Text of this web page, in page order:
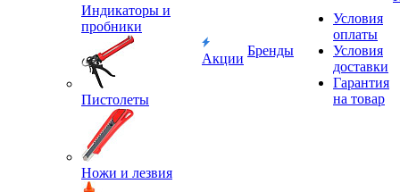
Индикаторы и
пробники
Пистолеты
Ножи и лезвия
Акции
Бренды
Условия
оплаты
Условия
доставки
Гарантия
на товар